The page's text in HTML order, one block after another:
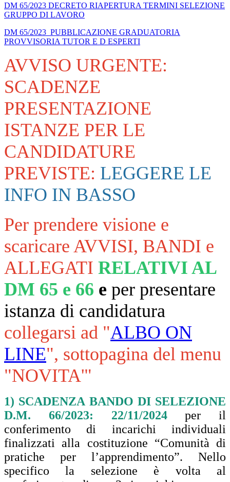
DM 65/2023 DECRETO RIAPERTURA TERMINI SELEZIONE
GRUPPO DI LAVORO
DM 65/2023 PUBBLICAZIONE GRADUATORIA
PROVVISORIA TUTOR E D ESPERTI
AVVISO URGENTE:
SCADENZE
PRESENTAZIONE
ISTANZE PER LE
CANDIDATURE
PREVISTE: LEGGERE LE
INFO IN BASSO
Per prendere visione e
scaricare AVVISI, BANDI e
ALLEGATI RELATIVI AL
DM 65 e 66 e per presentare
istanza di candidatura
collegarsi ad "ALBO ON
LINE", sottopagina del menu
"NOVITA'"
1) SCADENZA BANDO DI SELEZIONE
D.M. 66/2023: 22/11/2024per il
conferimento di incarichi individuali
finalizzati alla costituzione “Comunità di
pratiche per l’apprendimento”. Nello
specifico la selezione è volta al